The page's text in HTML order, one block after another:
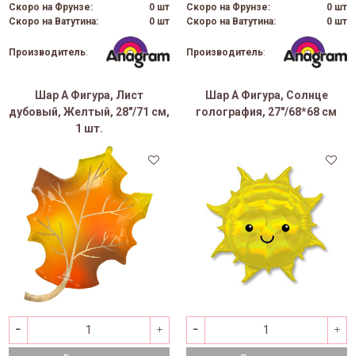
Скоро на Фрунзе:
0 шт
Скоро на Ватутина:
0 шт
Производитель:
Скоро на Фрунзе:
0 шт
Скоро на Ватутина:
0 шт
Производитель:
Шар А Фигура, Лист
дубовый, Желтый, 28"/71 см,
1 шт.
Шар А Фигура, Солнце
голография, 27"/68*68 см